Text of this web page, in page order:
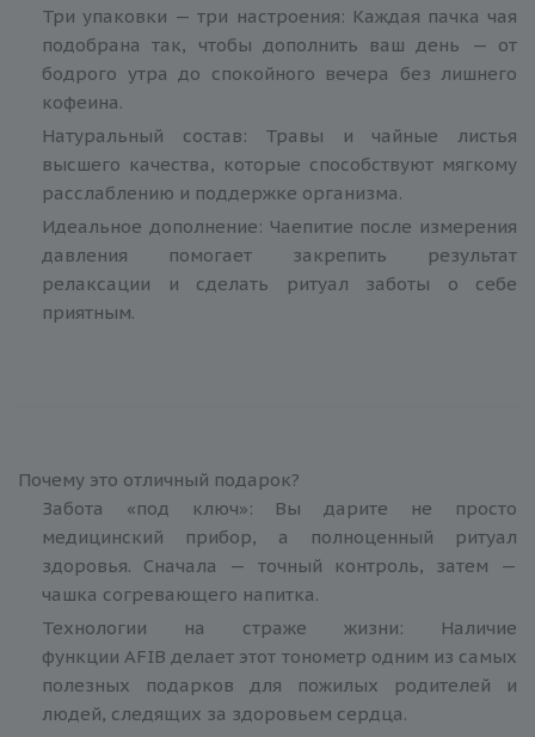
Три упаковки — три настроения: Каждая пачка чая
подобрана так, чтобы дополнить ваш день — от
бодрого утра до спокойного вечера без лишнего
кофеина.
Натуральный состав: Травы и чайные листья
высшего качества, которые способствуют мягкому
расслаблению и поддержке организма.
Идеальное дополнение: Чаепитие после измерения
давления помогает закрепить результат
релаксации и сделать ритуал заботы о себе
приятным.
Почему это отличный подарок?
Забота «под ключ»: Вы дарите не просто
медицинский прибор, а полноценный ритуал
здоровья. Сначала — точный контроль, затем —
чашка согревающего напитка.
Технологии на страже жизни: Наличие
функции AFIB делает этот тонометр одним из самых
полезных подарков для пожилых родителей и
людей, следящих за здоровьем сердца.